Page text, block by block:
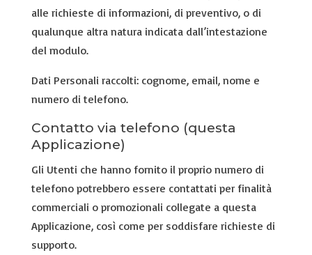
alle richieste di informazioni, di preventivo, o di
qualunque altra natura indicata dall’intestazione
del modulo.
Dati Personali raccolti: cognome, email, nome e
numero di telefono.
Contatto via telefono (questa
Applicazione)
Gli Utenti che hanno fornito il proprio numero di
telefono potrebbero essere contattati per finalità
commerciali o promozionali collegate a questa
Applicazione, così come per soddisfare richieste di
supporto.